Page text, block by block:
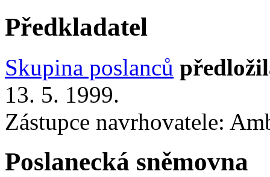
Předkladatel
Skupina poslanců
13. 5. 1999.
Zástupce navrhovatele:
Poslanecká sněmovna